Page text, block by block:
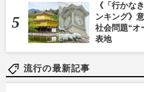
《「行かな
ンキング》
社会問題“オ
表地
流行の最新記事